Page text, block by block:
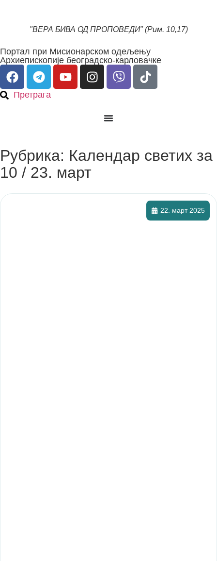
"ВЕРА БИВА ОД ПРОПОВЕДИ" (Рим. 10,17)
Портал при Мисионарском одељењу
Архиепископије београдско-карловачке
Претрага
Рубрика: Календар светих за
10 / 23. март
22. март 2025